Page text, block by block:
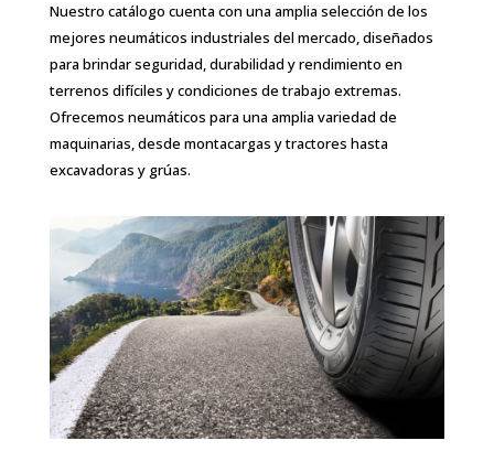
Nuestro catálogo cuenta con una amplia selección de los
mejores neumáticos industriales del mercado, diseñados
para brindar seguridad, durabilidad y rendimiento en
terrenos difíciles y condiciones de trabajo extremas.
Ofrecemos neumáticos para una amplia variedad de
maquinarias, desde montacargas y tractores hasta
excavadoras y grúas.